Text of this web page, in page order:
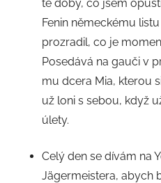
té doby, co jsem
Fenin německému
prozradil, co je
Posedává na gauči v
mu dcera Mia, kterou
už loni s sebou, když
úlety.
Celý den se dívám na
Jägermeistera, abych